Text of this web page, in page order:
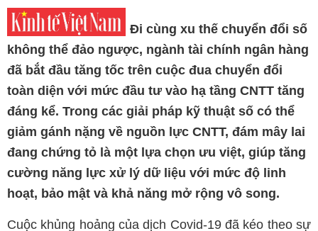
Đi cùng xu thế chuyển đổi số
không thể đảo ngược, ngành tài chính ngân hàng
đã bắt đầu tăng tốc trên cuộc đua chuyển đổi
toàn diện với mức đầu tư vào hạ tầng CNTT tăng
đáng kể. Trong các giải pháp kỹ thuật số có thể
giảm gánh nặng về nguồn lực CNTT, đám mây lai
đang chứng tỏ là một lựa chọn ưu việt, giúp tăng
cường năng lực xử lý dữ liệu với mức độ linh
hoạt, bảo mật và khả năng mở rộng vô song.
Cuộc khủng hoảng của dịch Covid-19 đã kéo theo sự